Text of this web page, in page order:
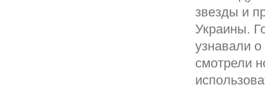
звезды и
Украины.
узнавали
смотрели